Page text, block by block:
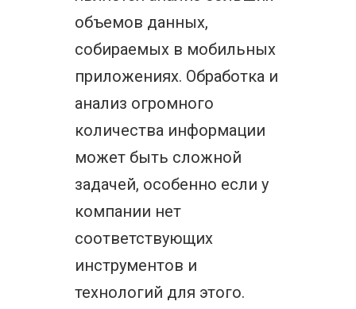
объемов данных,
собираемых в мобильных
приложениях. Обработка и
анализ огромного
количества информации
может быть сложной
задачей, особенно если у
компании нет
соответствующих
инструментов и
технологий для этого.